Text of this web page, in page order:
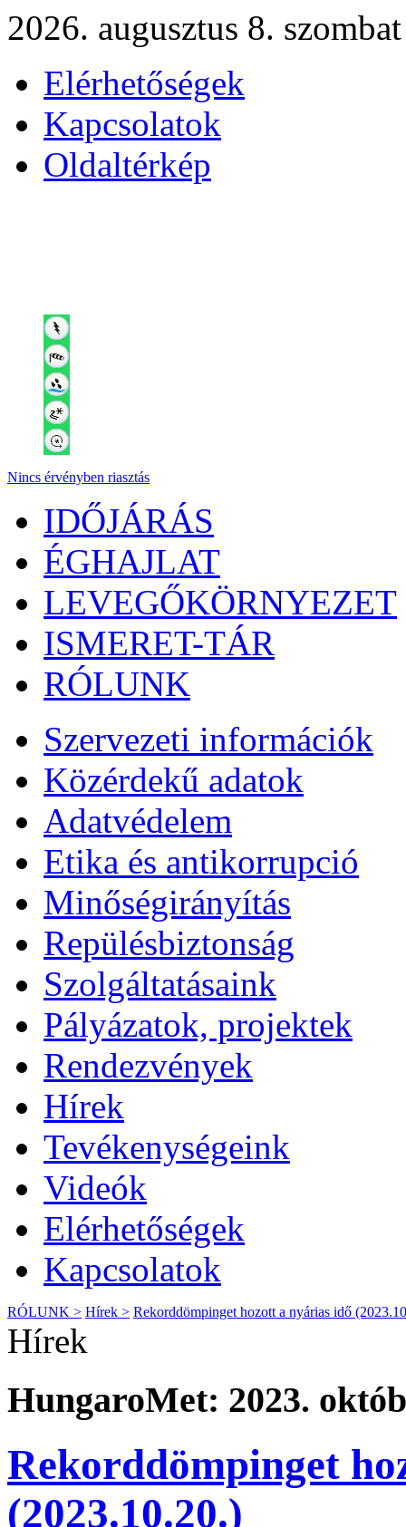
2026. augusztus 8. szombat
Elérhetőségek
Kapcsolatok
Oldaltérkép
Nincs érvényben riasztás
IDŐJÁRÁS
ÉGHAJLAT
LEVEGŐKÖRNYEZET
ISMERET-TÁR
RÓLUNK
Szervezeti információk
Közérdekű adatok
Adatvédelem
Etika és antikorrupció
Minőségirányítás
Repülésbiztonság
Szolgáltatásaink
Pályázatok, projektek
Rendezvények
Hírek
Tevékenységeink
Videók
Elérhetőségek
Kapcsolatok
RÓLUNK > Hírek > Rekorddömpinget hozott a nyárias idő
Hírek
HungaroMet: 2023.
Rekorddömpinget
(2023.10.20.)